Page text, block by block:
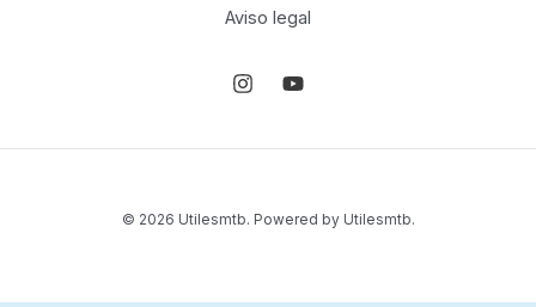
Aviso legal
© 2026 Utilesmtb. Powered by Utilesmtb.